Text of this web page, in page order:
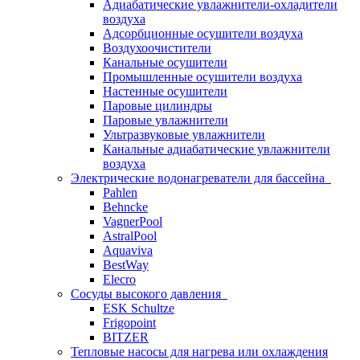
Адиабатические увлажнители-охладители
воздуха
Адсорбционные осушители воздуха
Воздухоочистители
Канальные осушители
Промышленные осушители воздуха
Настенные осушители
Паровые цилиндры
Паровые увлажнители
Ультразвуковые увлажнители
Канальные адиабатические увлажнители
воздуха
Электрические водонагреватели для бассейна
Pahlen
Behncke
VagnerPool
AstralPool
Aquaviva
BestWay
Elecro
Сосуды высокого давления
ESK Schultze
Frigopoint
BITZER
Тепловые насосы для нагрева или охлаждения